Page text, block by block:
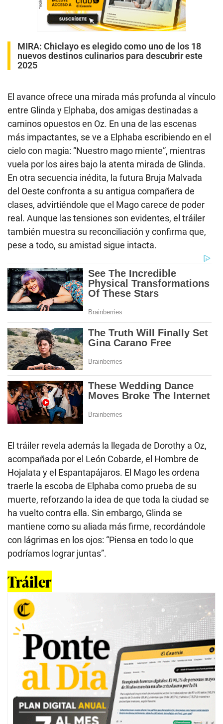
MIRA: Chiclayo es elegido como uno de los 18
nuevos destinos culinarios para descubrir este
2025
El avance ofrece una mirada más profunda al vínculo
entre Glinda y Elphaba, dos amigas destinadas a
caminos opuestos en Oz. En una de las escenas
más impactantes, se ve a Elphaba escribiendo en el
cielo con magia: “Nuestro mago miente”, mientras
vuela por los aires bajo la atenta mirada de Glinda.
En otra secuencia inédita, la futura Bruja Malvada
del Oeste confronta a su antigua compañera de
clases, advirtiéndole que el Mago carece de poder
real. Aunque las tensiones son evidentes, el tráiler
también muestra su reconciliación y confirma que,
pese a todo, su amistad sigue intacta.
El tráiler revela además la llegada de Dorothy a Oz,
acompañada por el León Cobarde, el Hombre de
Hojalata y el Espantapájaros. El Mago les ordena
traerle la escoba de Elphaba como prueba de su
muerte, reforzando la idea de que toda la ciudad se
ha vuelto contra ella. Sin embargo, Glinda se
mantiene como su aliada más firme, recordándole
con lágrimas en los ojos: “Piensa en todo lo que
podríamos lograr juntas”.
Tráiler